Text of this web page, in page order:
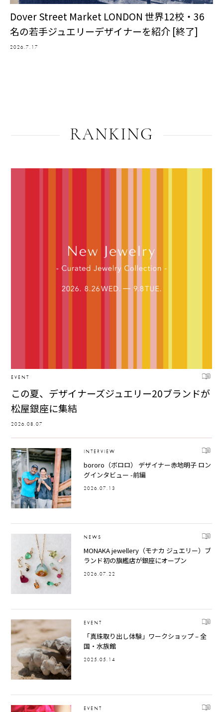
Dover Street Market LONDON 世界12校・36
名の若手ジュエリーデザイナーを紹介 [終了]
2026.7.17
RANKING
EVENT
この夏、デザイナーズジュエリー20ブランドが
松屋銀座に集結
2026.08.07
INTERVIEW
bororo（ボロロ） デザイナー赤地明子 ロン
グインタビュー -前編
2026.07.13
NEWS
MONAKA jewellery（モナカ ジュエリー）ブ
ランド初の旗艦店が銀座にオープン
2026.07.22
EVENT
「真珠取り出し体験」ワークショップ – 全
国・水族館
2025.05.14
EVENT